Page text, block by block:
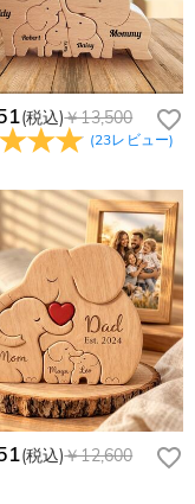
前とご住所を記載した
てください。
って処理されます。
プライアンスに則
す。お客様に安心かつ
を払い、個人情報を厳
バシーポリシーまでご
(税込)￥13,500
(23レビュー)
(税込)￥12,600